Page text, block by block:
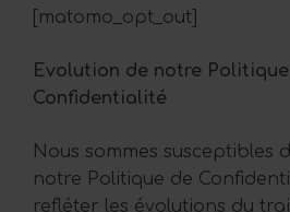
[matomo_opt_out]
Evolution de notre
Confidentialité
Nous sommes susceptibles
notre Politique de
refléter les évolutions du